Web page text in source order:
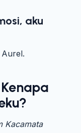
aku
Aurel.
Kenapa
Kacamata